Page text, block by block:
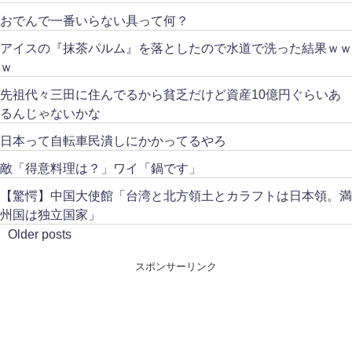
おでんで一番いらない具って何？
アイスの『抹茶パルム』を落としたので水道で洗った結果ｗｗ
ｗ
先祖代々三田に住んでるから貧乏だけど資産10億円ぐらいあ
るんじゃないかな
日本って自転車民潰しにかかってるやろ
敵「得意料理は？」ワイ「鍋です」
【驚愕】中国大使館「台湾と北方領土とカラフトは日本領。満
州国は独立国家」
Older posts
スポンサーリンク